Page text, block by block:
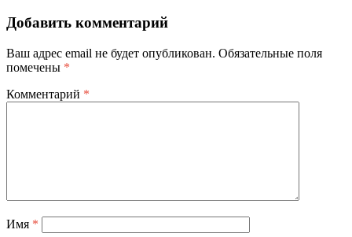
Добавить комментарий
Ваш адрес email не будет опубликован. Обязательные поля
помечены *
Комментарий *
Имя *